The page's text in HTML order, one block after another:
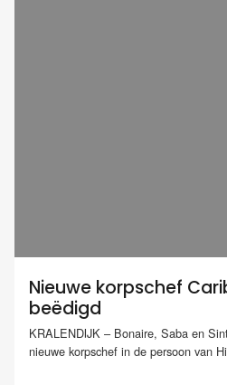
Nieuwe korpschef
beëdigd
KRALENDIJK – Bonaire, Saba en
nieuwe korpschef in de persoon van